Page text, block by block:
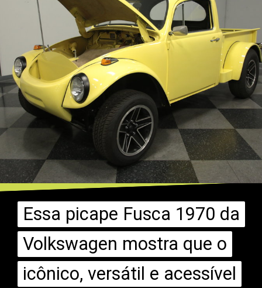
Essa picape Fusca 1970 da
Volkswagen mostra que o
icônico, versátil e acessível
Essa picape Fusca 1970 da
Volkswagen mostra que o
icônico, versátil e acessível